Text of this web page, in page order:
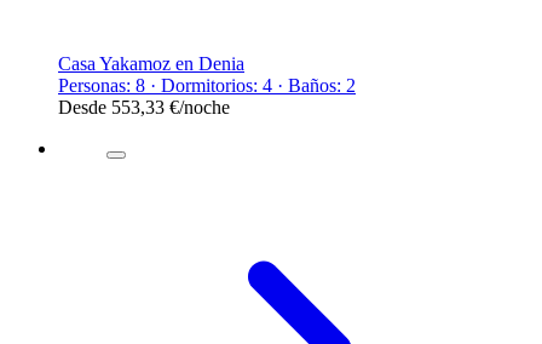
Casa Yakamoz en Denia
Personas: 8 · Dormitorios: 4 · Baños: 2
Desde 553,33 €/noche